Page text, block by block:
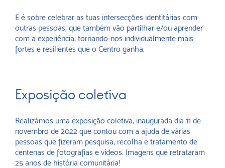
E é sobre celebrar as tuas intersecções identitárias com
outras pessoas, que também vão partilhar e/ou aprender
com a experiência, tornando-nos individualmente mais
fortes e resilientes que o Centro ganha.
Exposição coletiva
Realizámos uma exposição coletiva, inaugurada dia 11 de
novembro de 2022 que contou com a ajuda de várias
pessoas que fizeram pesquisa, recolha e tratamento de
centenas de fotografias e vídeos. Imagens que retrataram
25 anos de história comunitária!